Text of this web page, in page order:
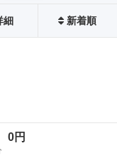
細 新着順
0円